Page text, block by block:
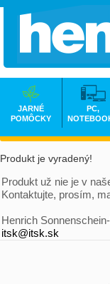
Produkt je vyradený!
Produkt už nie je v
Kontaktujte, prosím,
Henrich
itsk@itsk.sk
JARNÉ
POMÔCKY
PC,